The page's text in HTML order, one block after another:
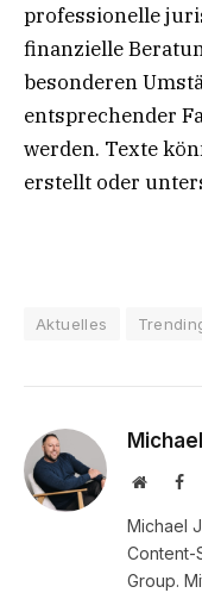
professionelle
finanzielle
besonderen
entsprechender
werden. Texte
erstellt oder
Aktuelles
Website
Michael
Content-
Group.